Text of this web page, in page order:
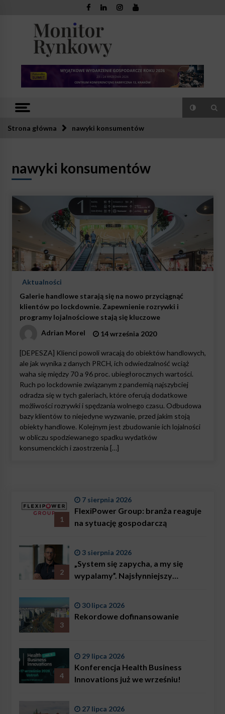
Monitor
Rynkowy
Strona główna nawyki konsumentów
nawyki konsumentów
Aktualności
Galerie handlowe starają się na nowo przyciągnąć
klientów po lockdownie. Zapewnienie rozrywki i
programy lojalnościowe stają się kluczowe
Adrian Morel
14 września 2020
[DEPESZA] Klienci powoli wracają do obiektów handlowych,
ale jak wynika z danych PRCH, ich odwiedzalność wciąż
waha się między 70 a 96 proc. ubiegłorocznych wartości.
Ruch po lockdownie związanym z pandemią najszybciej
odradza się w tych galeriach, które oferują dodatkowe
możliwości rozrywki i spędzania wolnego czasu. Odbudowa
bazy klientów to niejedyne wyzwanie, przed jakim stoją
obiekty handlowe. Kolejnym jest zbudowanie ich lojalności
w obliczu spodziewanego spadku wydatków
konsumenckich i zaostrzenia […]
1
7 sierpnia 2026
FlexiPower Group: branża reaguje
na sytuację gospodarczą
2
3 sierpnia 2026
„System się zapycha, a my się
wypalamy”. Najsłynniejszy
problemem są nie tylko choroby
3
30 lipca 2026
Rekordowe dofinansowanie
4
29 lipca 2026
Konferencja Health Business
Innovations już we wrześniu!
27 lipca 2026